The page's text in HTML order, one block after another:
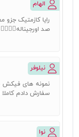
الهام
رایا کازمتیک
صد اورجیناله👌🏻👌🏻
نیلوفر
نمونه های فیکش
سفارش دادم کاملا
نوا